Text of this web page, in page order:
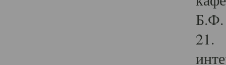
Б.Ф.
21.